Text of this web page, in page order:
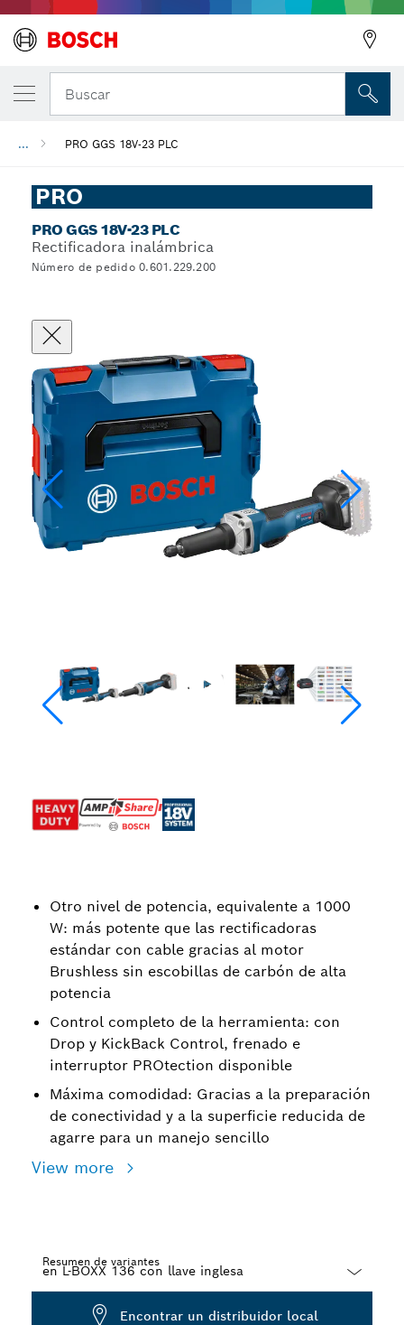
Buscar
... PRO GGS 18V-23 PLC
PRO
PRO GGS 18V-23 PLC
Rectificadora inalámbrica
Número de pedido 0.601.229.200
Otro nivel de potencia, equivalente a 1000
W: más potente que las rectificadoras
estándar con cable gracias al motor
Brushless sin escobillas de carbón de alta
potencia
Control completo de la herramienta: con
Drop y KickBack Control, frenado e
interruptor PROtection disponible
Máxima comodidad: Gracias a la preparación
de conectividad y a la superficie reducida de
agarre para un manejo sencillo
View more
Resumen de variantes
Dropdown
Encontrar un distribuidor local